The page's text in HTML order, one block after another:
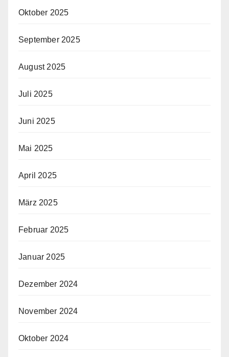
Oktober 2025
September 2025
August 2025
Juli 2025
Juni 2025
Mai 2025
April 2025
März 2025
Februar 2025
Januar 2025
Dezember 2024
November 2024
Oktober 2024